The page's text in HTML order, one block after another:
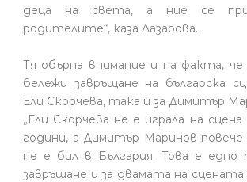
деца на света, а ние се
родителите“, каза Лазарова.
Тя обърна внимание и на факта,
бележи завръщане на българска
Ели Скорчева, така и за Димитър
„Ели Скорчева не е играла на
години, а Димитър Маринов
не е бил в България. Това е едно
завръщане и за двамата на сцената